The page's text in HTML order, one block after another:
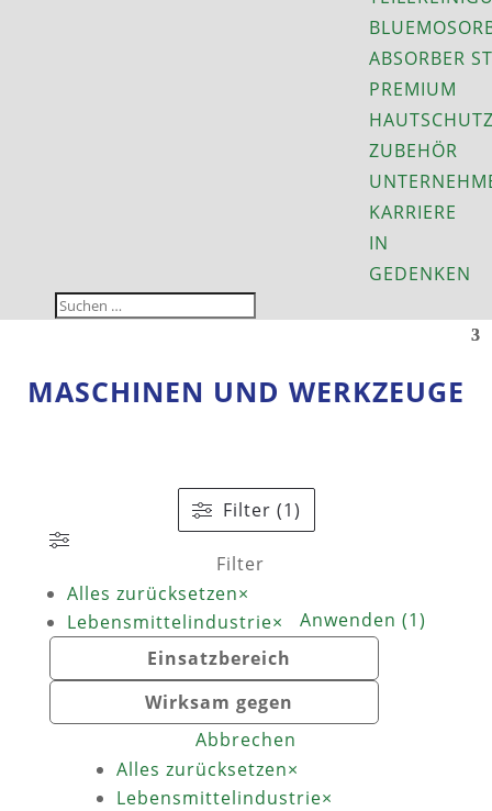
ABSORBER
PREMIUM
ZUBEHÖR
KARRIERE
IN
GEDENKEN
MASCHINEN UND WERKZEUGE
Filter (1)
Filter
Alles zurücksetzen×
Lebensmittelindustrie×
Einsatzbereich
Wirksam gegen
Anwenden (1)
Abbrechen
Alles zurücksetzen×
Lebensmittelindustrie×